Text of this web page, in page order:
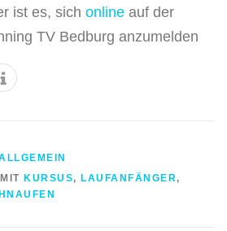
ist es, sich online auf der
TV Bedburg anzumelden
KURSUS, LAUFANFÄNGER,